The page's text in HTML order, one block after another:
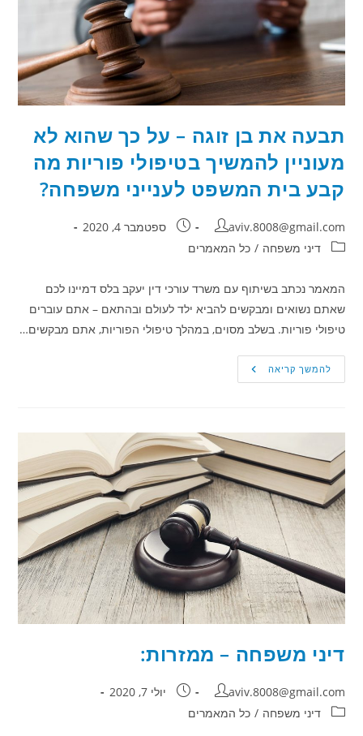
מה
פסק
בית
המשפט
לענייני
משפחה?
תבעה את בן זוגה – על כך שהוא לא
מעוניין להמשיך בטיפולי פוריות מה
קבע בית המשפט לענייני משפחה?
מחבר:
aviv.8008@gmail.com פורסם:ספטמבר 4, 2020
קטגוריה:דיני משפחה / כל המאמרים
המאמר נכתב בשיתוף עם משרד עורכי דין יעקב בלס דמיינו לכם
שאתם נשואים ומבקשים להביא ילד לעולם ובהתאם – אתם עוברים
טיפולי פוריות. בשלב מסוים, במהלך טיפולי הפוריות, אתם מבקשים…
להמשך קריאהתבעה
את
כך
שהוא
לא
מעוניין
להמשיך
בטיפולי
פוריות
המשפט
לענייני
משפחה?
דיני משפחה – ממזרות:
מחבר:
aviv.8008@gmail.com פורסם:יולי 7, 2020
קטגוריה:דיני משפחה / כל המאמרים